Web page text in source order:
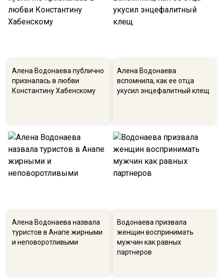
Алена Водонаева публично
призналась в любви
Константину Хабенскому
Алена Водонаева
вспомнила, как ее отца
укусил энцефалитный клещ
Алена Водонаева назвала
туристов в Анапе жирными
и неповоротливыми
Водонаева призвала
женщин воспринимать
мужчин как равных
партнеров